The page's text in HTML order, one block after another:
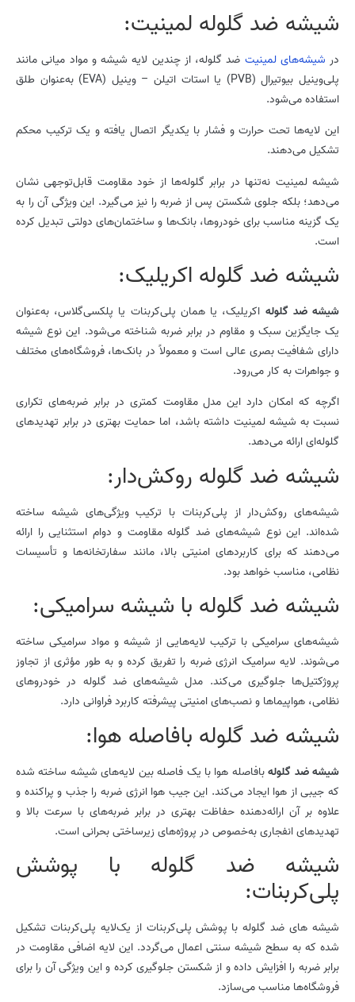
شیشه­ ضد گلوله لمینیت:
در شیشه‌های لمینیت ضد گلوله، از چندین لایه شیشه و مواد میانی مانند
پلی‌وینیل بیوتیرال (PVB) یا استات اتیلن – وینیل (EVA) به‌عنوان طلق
استفاده می‌شود.
این لایه‌ها تحت حرارت و فشار با یکدیگر اتصال یافته و یک ترکیب محکم
تشکیل می‌دهند.
شیشه لمینیت نه‌تنها در برابر گلوله‌ها از خود مقاومت قابل‌توجهی نشان
می‌دهد؛ بلکه جلوی شکستن پس از ضربه را نیز می‌گیرد. این ویژگی آن را به
یک گزینه مناسب برای خودروها، بانک‌ها و ساختمان‌های دولتی تبدیل کرده
است.
شیشه­ ضد گلوله اکریلیک:
شیشه ضد گلوله اکریلیک، یا همان پلی‌کربنات یا پلکسی‌گلاس، به‌عنوان
یک جایگزین سبک و مقاوم در برابر ضربه شناخته می‌شود. این نوع شیشه
دارای شفافیت بصری عالی است و معمولاً در بانک‌ها، فروشگاه‌های مختلف
و جواهرات به کار می‌رود.
اگرچه که امکان دارد این مدل مقاومت کمتری در برابر ضربه‌های تکراری
نسبت به شیشه لمینیت داشته باشد، اما حمایت بهتری در برابر تهدیدهای
گلوله‌ای ارائه می‌دهد.
شیشه­ ضد گلوله روکش‌دار:
شیشه‌های روکش‌دار از پلی‌کربنات با ترکیب ویژگی‌های شیشه ساخته
شده‌اند. این نوع شیشه‌های ضد گلوله مقاومت و دوام استثنایی را ارائه
می‌دهند که برای کاربردهای امنیتی بالا، مانند سفارتخانه‌ها و تأسیسات
نظامی، مناسب خواهد بود.
شیشه­ ضد گلوله با شیشه سرامیکی:
شیشه‌های سرامیکی با ترکیب لایه‌هایی از شیشه و مواد سرامیکی ساخته
می‌شوند. لایه سرامیک انرژی ضربه را تفریق کرده و به طور مؤثری از تجاوز
پروژکتیل‌ها جلوگیری می‌کند. مدل شیشه‌های ضد گلوله در خودروهای
نظامی، هواپیماها و نصب‌های امنیتی پیشرفته کاربرد فراوانی دارد.
شیشه­ ضد گلوله بافاصله هوا:
شیشه ضد گلولهبافاصله هوا با یک فاصله بین لایه‌های شیشه ساخته شده
که جیبی از هوا ایجاد می‌کند. این جیب هوا انرژی ضربه را جذب و پراکنده و
علاوه بر آن ارائه‌دهنده حفاظت بهتری در برابر ضربه‌های با سرعت بالا و
تهدیدهای انفجاری به‌خصوص در پروژه‌های زیرساختی بحرانی است.
شیشه­ ضد گلوله با پوشش
پلی‌کربنات:
شیشه­ های ضد گلوله با پوشش پلی‌کربنات از یک‌لایه پلی‌کربنات تشکیل
شده که به سطح شیشه سنتی اعمال می‌گردد. این لایه اضافی مقاومت در
برابر ضربه را افزایش داده و از شکستن جلوگیری کرده و این ویژگی آن را برای
فروشگاه‌ها مناسب می‌سازد.